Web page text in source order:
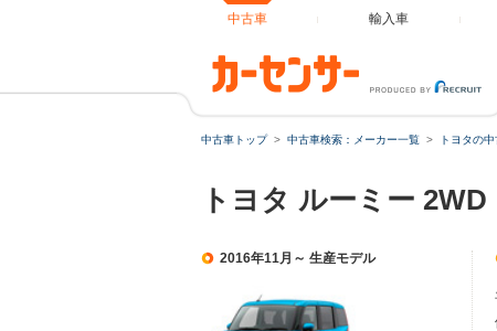
中古車 輸入車
中古車トップ 中古車検索：メーカー一覧 トヨタの
トヨタ ルーミー
2016年11月～ 生産モデル